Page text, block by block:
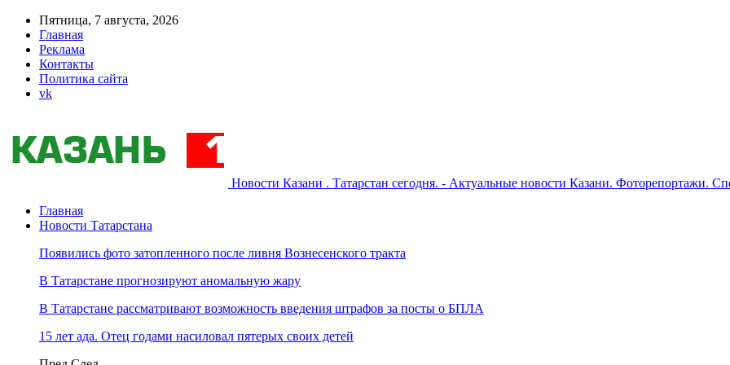
Пятница, 7 августа, 2026
Главная
Реклама
Контакты
Политика сайта
vk
Новости Казани . Татарстан сегодня. - Актуальные новости Казани. Фоторепортажи.
Главная
Новости Татарстана
Появились фото затопленного после ливня Вознесенского тракта
В Татарстане прогнозируют аномальную жару
В Татарстане рассматривают возможность введения штрафов за посты о БПЛА
15 лет ада. Отец годами насиловал пятерых своих детей